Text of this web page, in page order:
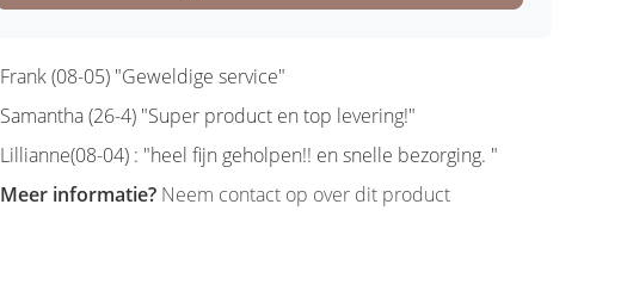
Frank (08-05) "Geweldige service"
Samantha (26-4) "Super product en top levering!"
Lillianne(08-04) : "heel fijn geholpen!! en snelle bezorging. "
Meer informatie? Neem contact op over dit product